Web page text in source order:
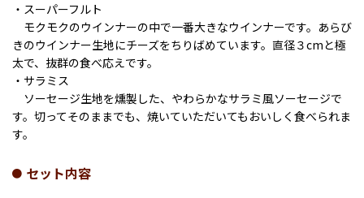
・スーパーフルト
モクモクのウインナーの中で一番大きなウインナーです。あらび
きのウインナー生地にチーズをちりばめています。直径３cmと極
太で、抜群の食べ応えです。
・サラミス
ソーセージ生地を燻製した、やわらかなサラミ風ソーセージで
す。切ってそのままでも、焼いていただいてもおいしく食べられま
す。
セット内容